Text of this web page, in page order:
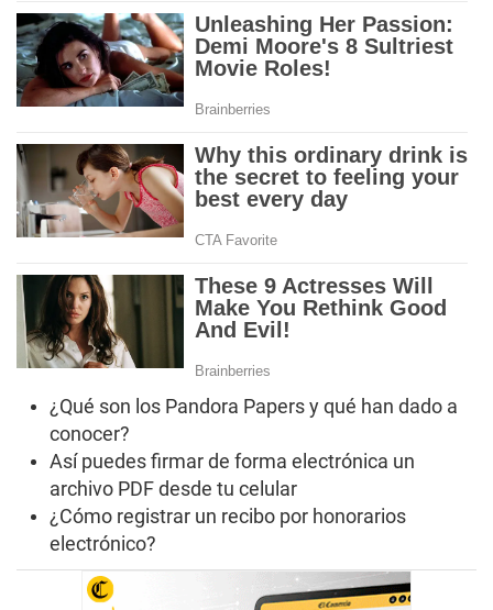
¿Qué son los Pandora Papers y qué han dado a
conocer?
Así puedes firmar de forma electrónica un
archivo PDF desde tu celular
¿Cómo registrar un recibo por honorarios
electrónico?